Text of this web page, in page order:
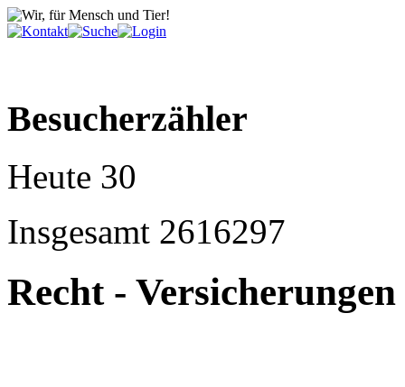
Besucherzähler
Heute 30
Insgesamt 2616297
Recht - Versicherungen